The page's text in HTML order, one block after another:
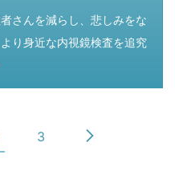
さんを減らし、悲しみをな
り身近な内視鏡検査を追究
3